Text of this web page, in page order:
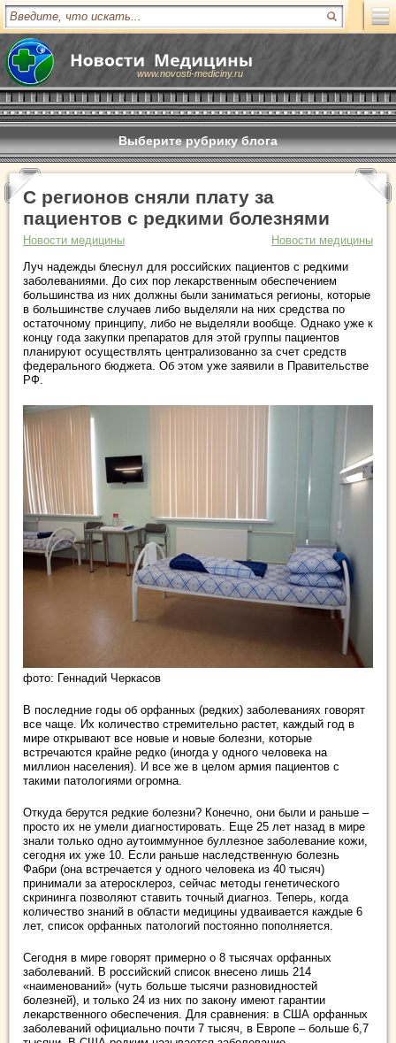
www.novosti-mediciny.ru
Выберите рубрику блога
С регионов сняли плату за
пациентов с редкими болезнями
Новости медицины
Новости медицины
Луч надежды блеснул для российских пациентов с редкими
заболеваниями. До сих пор лекарственным обеспечением
большинства из них должны были заниматься регионы, которые
в большинстве случаев либо выделяли на них средства по
остаточному принципу, либо не выделяли вообще. Однако уже к
концу года закупки препаратов для этой группы пациентов
планируют осуществлять централизованно за счет средств
федерального бюджета. Об этом уже заявили в Правительстве
РФ.
фото: Геннадий Черкасов
В последние годы об орфанных (редких) заболеваниях говорят
все чаще. Их количество стремительно растет, каждый год в
мире открывают все новые и новые болезни, которые
встречаются крайне редко (иногда у одного человека на
миллион населения). И все же в целом армия пациентов с
такими патологиями огромна.
Откуда берутся редкие болезни? Конечно, они были и раньше –
просто их не умели диагностировать. Еще 25 лет назад в мире
знали только одно аутоиммунное буллезное заболевание кожи,
сегодня их уже 10. Если раньше наследственную болезнь
Фабри (она встречается у одного человека из 40 тысяч)
принимали за атеросклероз, сейчас методы генетического
скрининга позволяют ставить точный диагноз. Теперь, когда
количество знаний в области медицины удваивается каждые 6
лет, список орфанных патологий постоянно пополняется.
Сегодня в мире говорят примерно о 8 тысячах орфанных
заболеваний. В российский список внесено лишь 214
«наименований» (чуть больше тысячи разновидностей
болезней), и только 24 из них по закону имеют гарантии
лекарственного обеспечения. Для сравнения: в США орфанных
заболеваний официально почти 7 тысяч, в Европе – больше 6,7